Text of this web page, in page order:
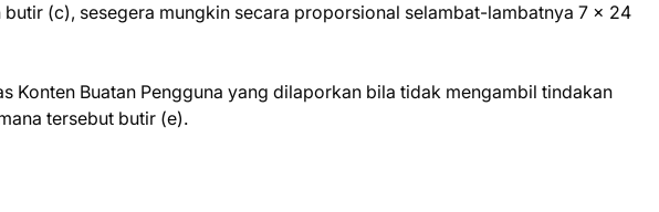
(c), sesegera mungkin secara proporsional selambat-lambatnya 7 x 24
Konten Buatan Pengguna yang dilaporkan bila tidak mengambil tindakan
tersebut butir (e).